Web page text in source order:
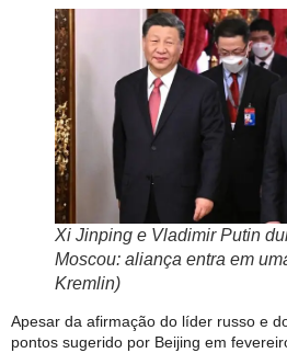
Xi Jinping e Vladimir Putin
Moscou: aliança entra em
Kremlin)
Apesar da afirmação do líder russo e
pontos sugerido por Beijing em